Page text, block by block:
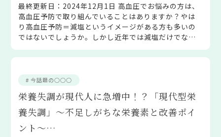
最終更新日：2024年12月1日 高血圧でお悩みの方は、
高血圧予防で取り組んでいることはありますか？やは
り高血圧予防＝減塩というイメージがある方も多いの
ではないでしょうか。しかし近年では減塩だけでな…
# 今話題の○○○
栄養失調が現代人に急増中！？「現代型栄
養失調」～不足しがちな栄養素と改善ポイ
ント～…